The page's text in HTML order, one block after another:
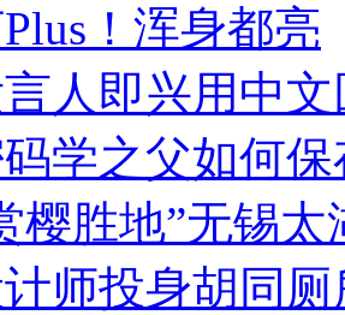
！浑身都亮
人即兴用中
学之父如何
樱胜地”无锡
师投身胡同